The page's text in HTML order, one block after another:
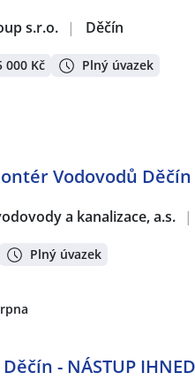
s.r.o. | Děčín
000 Kč Plný úvazek
Vodovodů Děčín
a kanalizace, a.s. |
Plný úvazek
- NÁSTUP IHNED